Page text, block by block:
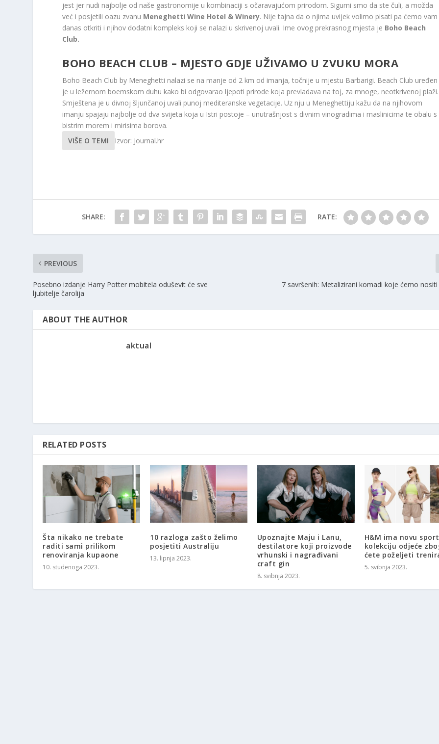
jest jer nudi najbolje od naše gastronomije u kombinaciji s očaravajućom prirodom. Sigurni smo da ste čuli, a možda
već i posjetili oazu zvanu Meneghetti Wine Hotel & Winery. Nije tajna da o njima uvijek volimo pisati pa ćemo vam
danas otkriti i njihov dodatni kompleks koji se nalazi u skrivenoj uvali. Ime ovog prekrasnog mjesta je Boho Beach
Club.
BOHO BEACH CLUB – MJESTO GDJE UŽIVAMO U ZVUKU MORA
Boho Beach Club by Meneghetti nalazi se na manje od 2 km od imanja, točnije u mjestu Barbarigi. Beach Club uređen
je u ležernom boemskom duhu kako bi odgovarao ljepoti prirode koja prevladava na toj, za mnoge, neotkrivenoj plaži.
Smještena je u divnoj šljunčanoj uvali punoj mediteranske vegetacije. Uz nju u Meneghettiju kažu da na njihovom
imanju spajaju najbolje od dva svijeta koja u Istri postoje – unutrašnjost s divnim vinogradima i maslinicima te obalu s
bistrim morem i mirisima borova.
VIŠE O TEMI
Izvor: Journal.hr
SHARE: RATE:
PREVIOUS
Posebno izdanje Harry Potter mobitela oduševit će sve
ljubitelje čarolija
7 savršenih: Metalizirani komadi koje ćemo
ABOUT THE AUTHOR
aktual
RELATED POSTS
Šta nikako ne trebate
raditi sami prilikom
renoviranja kupaone
10. studenoga 2023.
10 razloga zašto želimo
posjetiti Australiju
13. lipnja 2023.
Upoznajte Maju i Lanu,
destilatore koji proizvode
vrhunski i nagrađivani
craft gin
8. svibnja 2023.
H&M ima novu
kolekciju odjeće
ćete poželjeti
5. svibnja 2023.